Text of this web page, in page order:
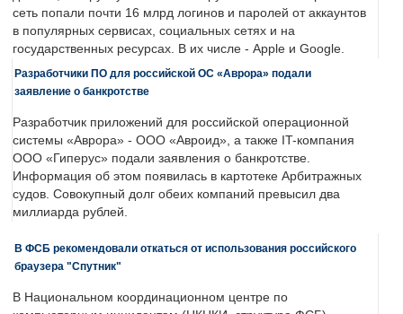
сеть попали почти 16 млрд логинов и паролей от аккаунтов
в популярных сервисах, социальных сетях и на
государственных ресурсах. В их числе - Apple и Google.
Разработчики ПО для российской ОС «Аврора» подали
заявление о банкротстве
Разработчик приложений для российской операционной
системы «Аврора» - ООО «Авроид», а также IT-компания
ООО «Гиперус» подали заявления о банкротстве.
Информация об этом появилась в картотеке Арбитражных
судов. Совокупный долг обеих компаний превысил два
миллиарда рублей.
В ФСБ рекомендовали откаться от использования российского
браузера "Спутник"
В Национальном координационном центре по